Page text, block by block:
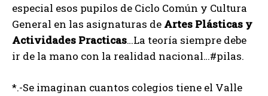
especial esos pupilos de Ciclo Común y Cultura
General en las asignaturas de Artes Plásticas y
Actividades Practicas…La teoría siempre debe
ir de la mano con la realidad nacional…#pilas.
*.-Se imaginan cuantos colegios tiene el Valle